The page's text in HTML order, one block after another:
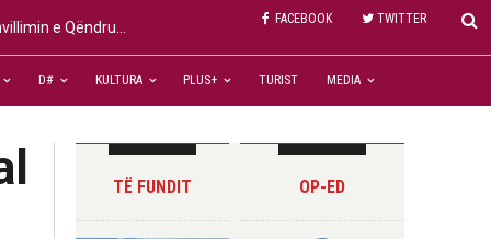
FACEBOOK TWITTER
D# KULTURA PLUS+ TURIST MEDIA
TË FUNDIT OP-ED